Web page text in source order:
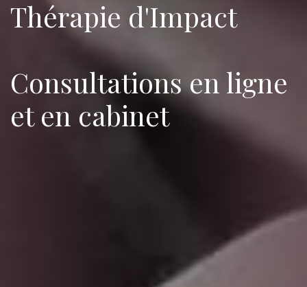
Thérapie d'Impact
Consultations en ligne
et en cabinet